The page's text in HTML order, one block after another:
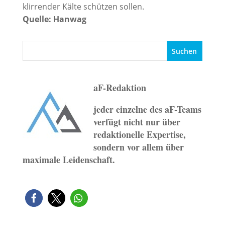
klirrender Kälte schützen sollen.
Quelle: Hanwag
aF-Redaktion
jeder einzelne des aF-Teams
verfügt nicht nur über
redaktionelle Expertise,
sondern vor allem über
maximale Leidenschaft.